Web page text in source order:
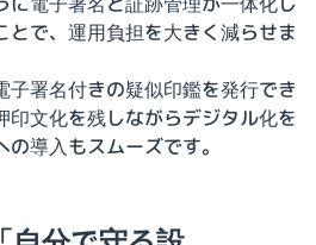
とで、運用負担を大きく減らせま
子署名付きの疑似印鑑を発行でき
印文化を残しながらデジタル化を
導入もスムーズです。